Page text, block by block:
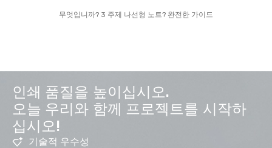
무엇입니까? 3 주제 나선형 노트? 완전한 가이드
인쇄 품질을 높이십시오.
오늘 우리와 함께 프로젝트를 시작하
십시오!
기술적 우수성